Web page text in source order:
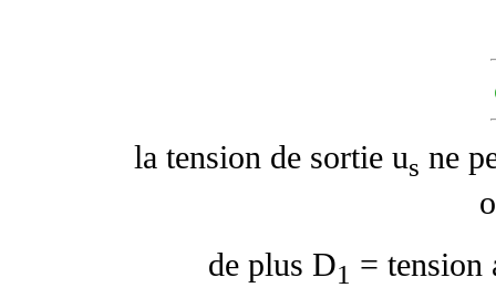
la tension de sortie us ne
de plus D1 = tension